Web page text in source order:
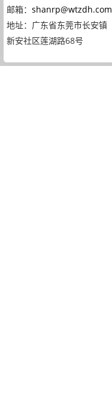
邮箱： shanrp@wtzdh.com
地址：广东省东莞市长安镇
新安社区莲湖路68号